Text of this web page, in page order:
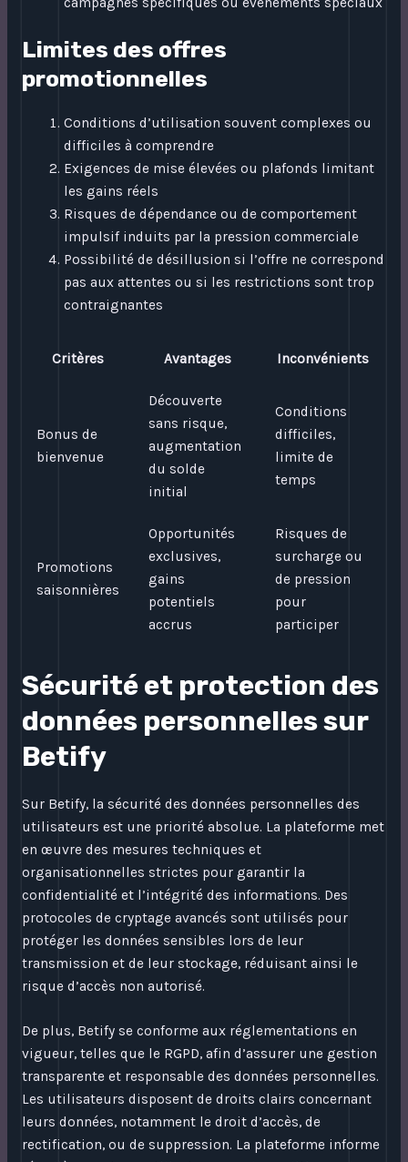
Limites des offres
promotionnelles
Conditions d’utilisation souvent complexes ou
difficiles à comprendre
Exigences de mise élevées ou plafonds limitant
les gains réels
Risques de dépendance ou de comportement
impulsif induits par la pression commerciale
Possibilité de désillusion si l’offre ne correspond
pas aux attentes ou si les restrictions sont trop
contraignantes
Critères Avantages Inconvénients
Bonus de
bienvenue
Découverte
sans risque,
augmentation
du solde
initial
Conditions
difficiles,
limite de
temps
Promotions
saisonnières
Opportunités
exclusives,
gains
potentiels
accrus
Risques de
surcharge ou
de pression
pour
participer
Sécurité et protection des
données personnelles sur
Betify
Sur Betify, la sécurité des données personnelles des
utilisateurs est une priorité absolue. La plateforme met
en œuvre des mesures techniques et
organisationnelles strictes pour garantir la
confidentialité et l’intégrité des informations. Des
protocoles de cryptage avancés sont utilisés pour
protéger les données sensibles lors de leur
transmission et de leur stockage, réduisant ainsi le
risque d’accès non autorisé.
De plus, Betify se conforme aux réglementations en
vigueur, telles que le RGPD, afin d’assurer une gestion
transparente et responsable des données personnelles.
Les utilisateurs disposent de droits clairs concernant
leurs données, notamment le droit d’accès, de
rectification, ou de suppression. La plateforme informe